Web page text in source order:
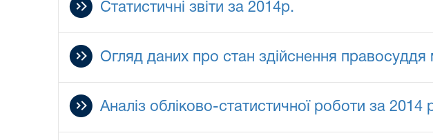
Статистичні звіти за 2014р.
Огляд даних про стан здійснення правосуддя
Аналіз обліково-статистичної роботи за 2014